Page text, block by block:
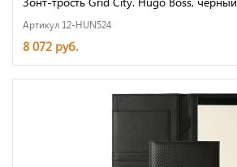
Артикул 12-HUN524
8 072 руб.